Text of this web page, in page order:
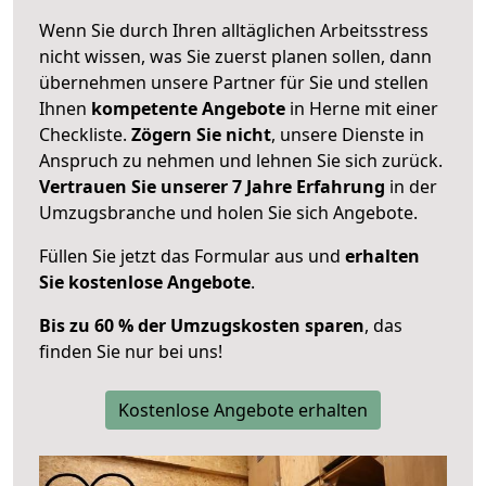
Wenn Sie durch Ihren alltäglichen Arbeitsstress
nicht wissen, was Sie zuerst planen sollen, dann
übernehmen unsere Partner für Sie und stellen
Ihnen kompetente Angebote in Herne mit einer
Checkliste. Zögern Sie nicht, unsere Dienste in
Anspruch zu nehmen und lehnen Sie sich zurück.
Vertrauen Sie unserer 7 Jahre Erfahrung in der
Umzugsbranche und holen Sie sich Angebote.
Füllen Sie jetzt das Formular aus und erhalten
Sie kostenlose Angebote.
Bis zu 60 % der Umzugskosten sparen, das
finden Sie nur bei uns!
Kostenlose Angebote erhalten